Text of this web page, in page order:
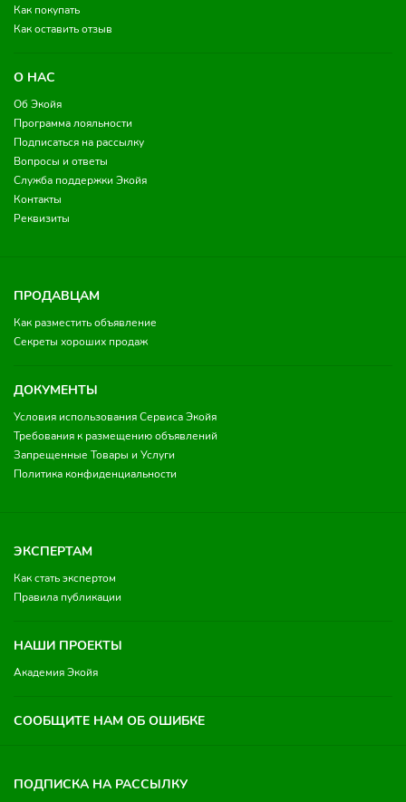
Как покупать
Как оставить отзыв
О НАС
Об Экойя
Программа лояльности
Подписаться на рассылку
Вопросы и ответы
Служба поддержки Экойя
Контакты
Реквизиты
ПРОДАВЦАМ
Как разместить объявление
Секреты хороших продаж
ДОКУМЕНТЫ
Условия использования Сервиса Экойя
Требования к размещению объявлений
Запрещенные Товары и Услуги
Политика конфиденциальности
ЭКСПЕРТАМ
Как стать экспертом
Правила публикации
НАШИ ПРОЕКТЫ
Академия Экойя
СООБЩИТЕ НАМ ОБ ОШИБКЕ
ПОДПИСКА НА РАССЫЛКУ